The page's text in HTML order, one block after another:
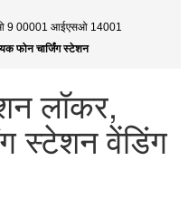
9 00001 आईएसओ 14001
फोन चार्जिंग स्टेशन
लॉकर,
स्टेशन वेंडिंग